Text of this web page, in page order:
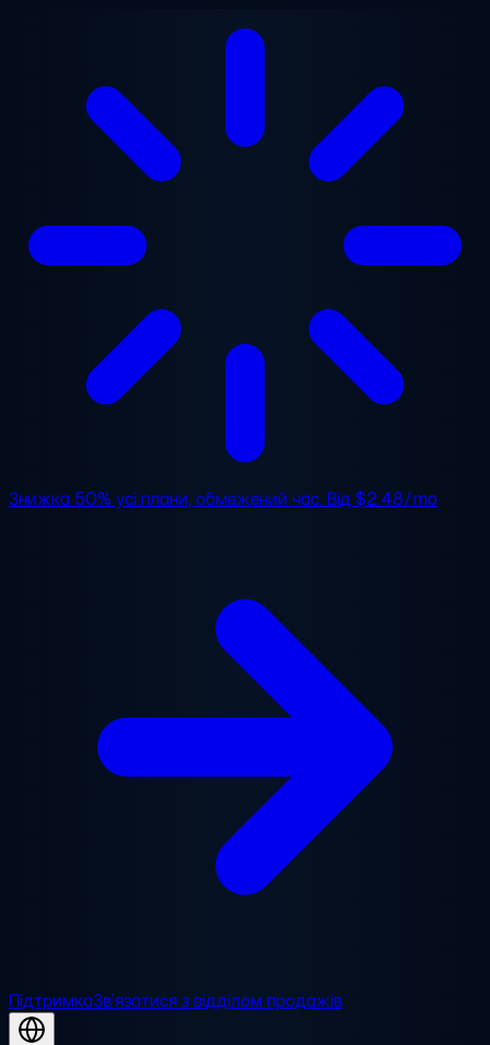
Знижка 50% усі плани, обмежений час. Від$2.48/mo
ПідтримкаЗв'язатися з відділом продажів